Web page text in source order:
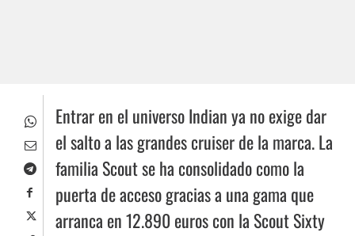
Entrar en el universo Indian ya no exige dar
el salto a las grandes cruiser de la marca. La
familia Scout se ha consolidado como la
puerta de acceso gracias a una gama que
arranca en 12.890 euros con la Scout Sixty